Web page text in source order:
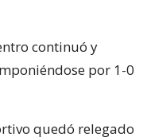
continuó y
por 1-0
quedó relegado